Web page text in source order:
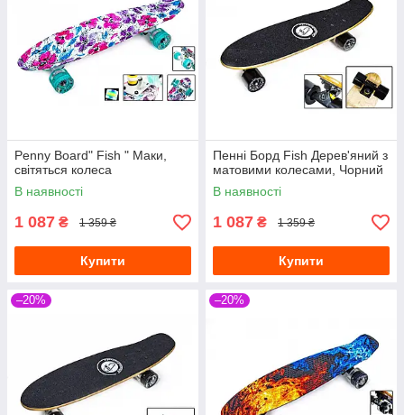
Penny Board" Fish " Маки,
світяться колеса
В наявності
1 087 ₴ 1 359 ₴
Купити
Пенні Борд Fish Дерев'яний з
матовими колесами, Чорний
В наявності
1 087 ₴ 1 359 ₴
Купити
–20% –20%